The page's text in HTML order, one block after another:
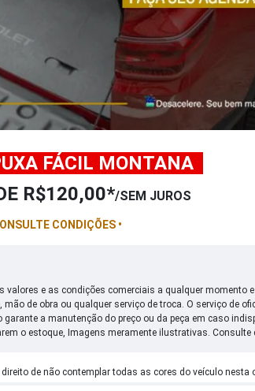
FÁCIL MONTANA
R$120,00*/SEM JUROS
CONDIÇÕES •
valores e as condições comerciais a qualquer momento
de obra ou qualquer serviço de troca. O serviço de
a manutenção do preço ou da peça em caso
o estoque, Imagens meramente ilustrativas. Consulte
de não contemplar todas as cores do veículo nesta